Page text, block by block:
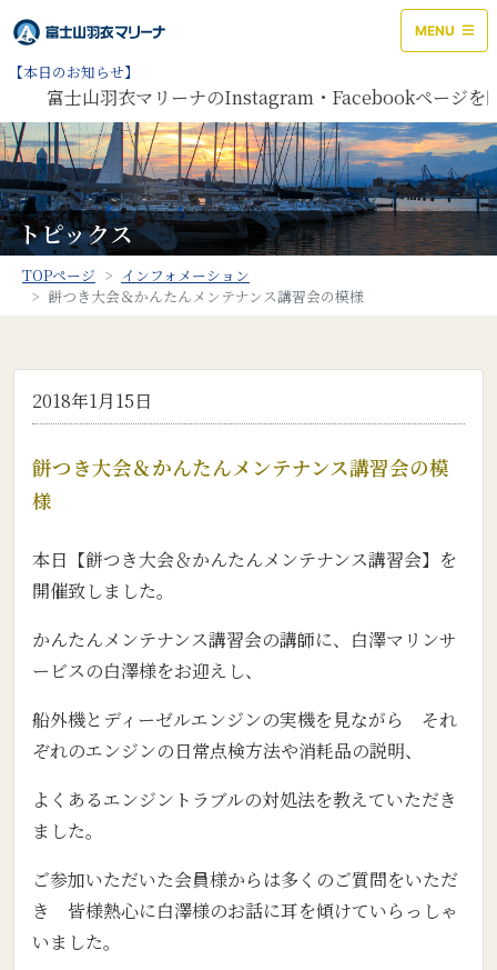
MENU
【本日のお知らせ】
士山羽衣マリーナのInstagram・Facebookページを開設し
トピックス
TOPページ
インフォメーション
餅つき大会＆かんたんメンテナンス講習会の模様
2018年1月15日
餅つき大会＆かんたんメンテナンス講習会の模
様
本日【餅つき大会＆かんたんメンテナンス講習会】を
開催致しました。
かんたんメンテナンス講習会の講師に、白澤マリンサ
ービスの白澤様をお迎えし、
船外機とディーゼルエンジンの実機を見ながら それ
ぞれのエンジンの日常点検方法や消耗品の説明、
よくあるエンジントラブルの対処法を教えていただき
ました。
ご参加いただいた会員様からは多くのご質問をいただ
き 皆様熱心に白澤様のお話に耳を傾けていらっしゃ
いました。